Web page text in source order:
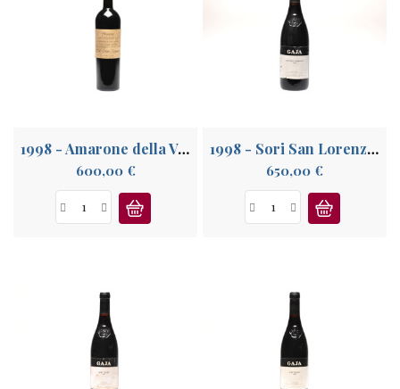
1998 - Amarone della Valpollicella, Venetie
600,00 €Prix
1998 - Sori San Lorenzo, Langhe
650,00 €Prix